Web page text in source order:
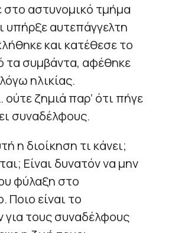
αστυνομικό τμήμα
υπήρξε αυτεπάγγελτη
και κατέθεσε το
τα συμβάντα, αφέθηκε
ηλικίας.
ζημιά παρ’ ότι πήγε
συναδέλφους.
η διοίκηση τι κάνει;
Είναι δυνατόν να μην
φύλαξη στο
Ποιο είναι το
για τους συναδέλφους